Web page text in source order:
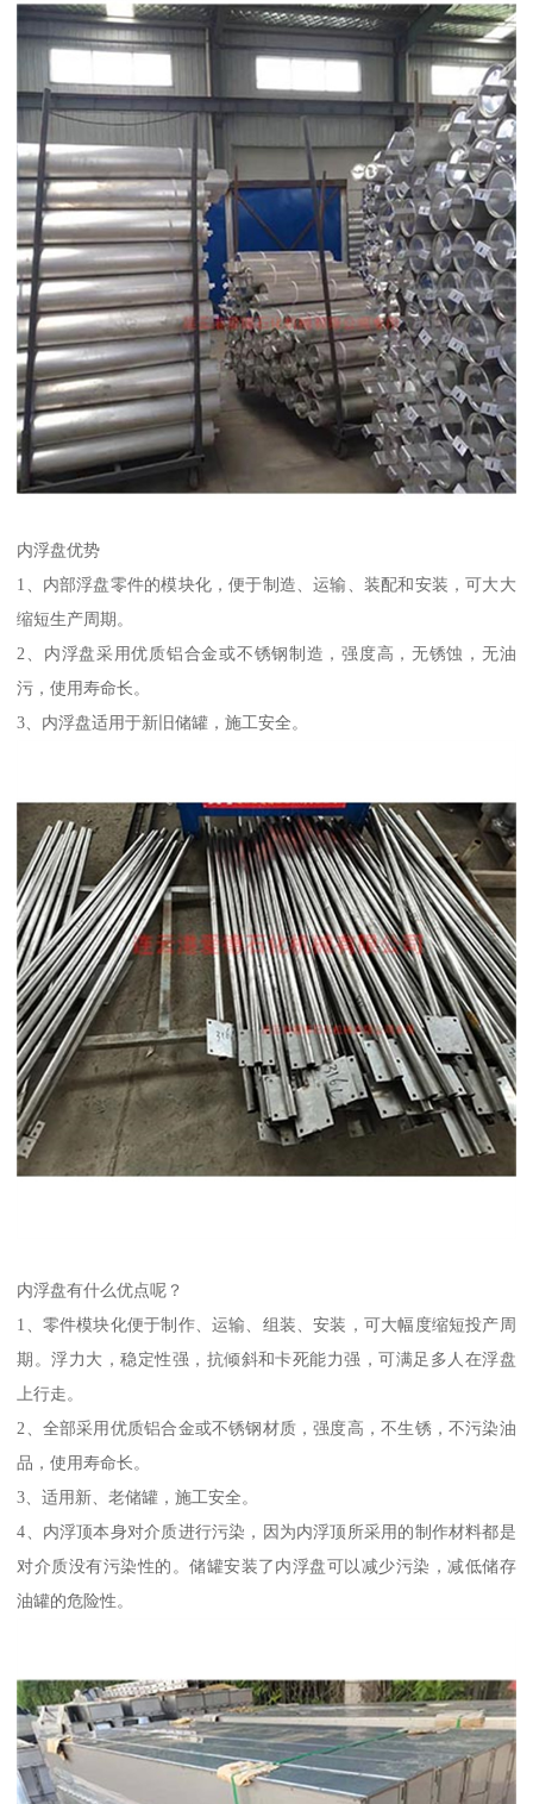
内浮盘优势
1、内部浮盘零件的模块化，便于制造、运输、装配和安装，可大大
缩短生产周期。
2、内浮盘采用优质铝合金或不锈钢制造，强度高，无锈蚀，无油
污，使用寿命长。
3、内浮盘适用于新旧储罐，施工安全。
内浮盘有什么优点呢？
1、零件模块化便于制作、运输、组装、安装，可大幅度缩短投产周
期。浮力大，稳定性强，抗倾斜和卡死能力强，可满足多人在浮盘
上行走。
2、全部采用优质铝合金或不锈钢材质，强度高，不生锈，不污染油
品，使用寿命长。
3、适用新、老储罐，施工安全。
4、内浮顶本身对介质进行污染，因为内浮顶所采用的制作材料都是
对介质没有污染性的。储罐安装了内浮盘可以减少污染，减低储存
油罐的危险性。